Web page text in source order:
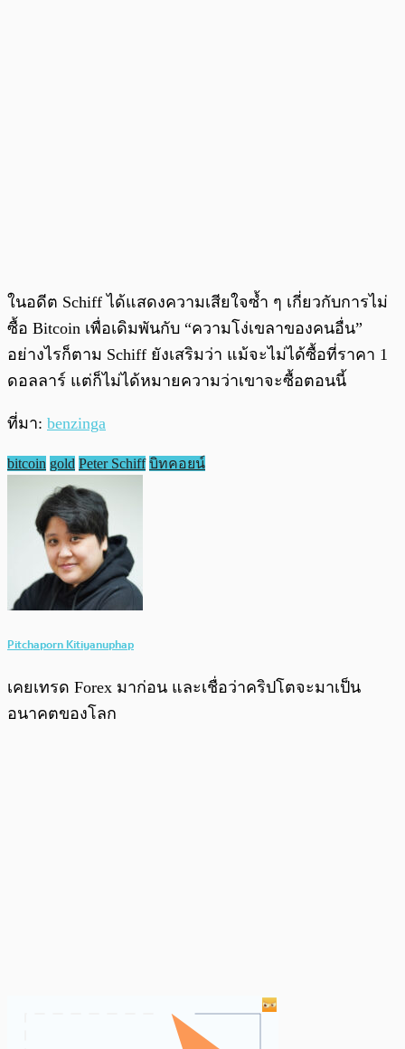
ในอดีต Schiff ได้แสดงความเสียใจซ้ำ ๆ เกี่ยวกับการไม่
ซื้อ Bitcoin เพื่อเดิมพันกับ “ความโง่เขลาของคนอื่น”
อย่างไรก็ตาม Schiff ยังเสริมว่า แม้จะไม่ได้ซื้อที่ราคา 1
ดอลลาร์ แต่ก็ไม่ได้หมายความว่าเขาจะซื้อตอนนี้
ที่มา: benzinga
bitcoin gold Peter Schiff บิทคอยน์
Pitchaporn Kitiyanuphap
เคยเทรด Forex มาก่อน และเชื่อว่าคริปโตจะมาเป็น
อนาคตของโลก